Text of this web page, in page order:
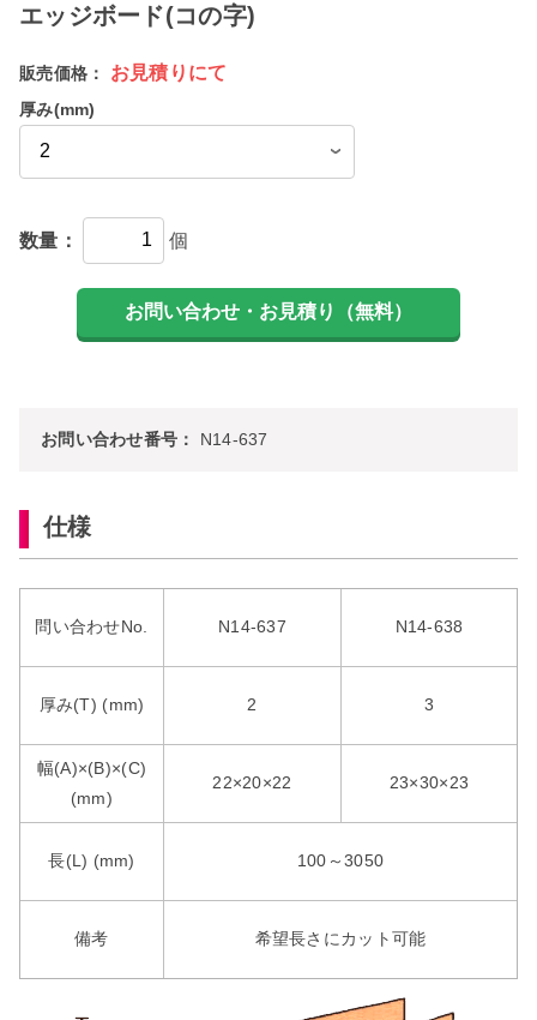
エッジボード(コの字)
販売価格： お見積りにて
厚み(mm)
数量： 個
お問い合わせ番号： N14-637
仕様
問い合わせNo. N14-637 N14-638
厚み(T) (mm) 2 3
幅(A)×(B)×(C)
(mm)
22×20×22 23×30×23
長(L) (mm) 100～3050
備考 希望長さにカット可能